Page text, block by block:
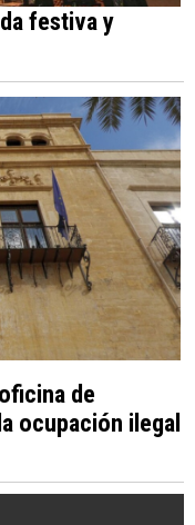
festiva y
de
ocupación ilegal